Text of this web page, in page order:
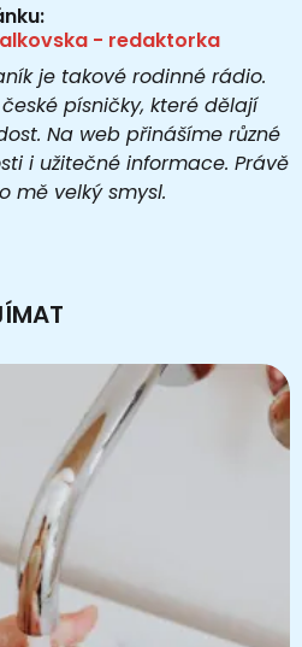
- redaktorka
je takové rodinné rádio.
písničky, které dělají
Na web přinášíme různé
i užitečné informace. Právě
mě velký smysl.